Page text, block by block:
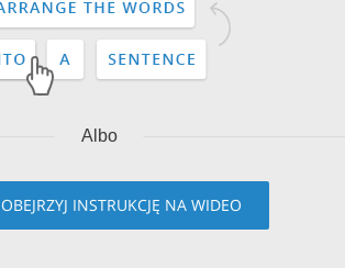
Albo
OBEJRZYJ INSTRUKCJĘ NA WIDEO